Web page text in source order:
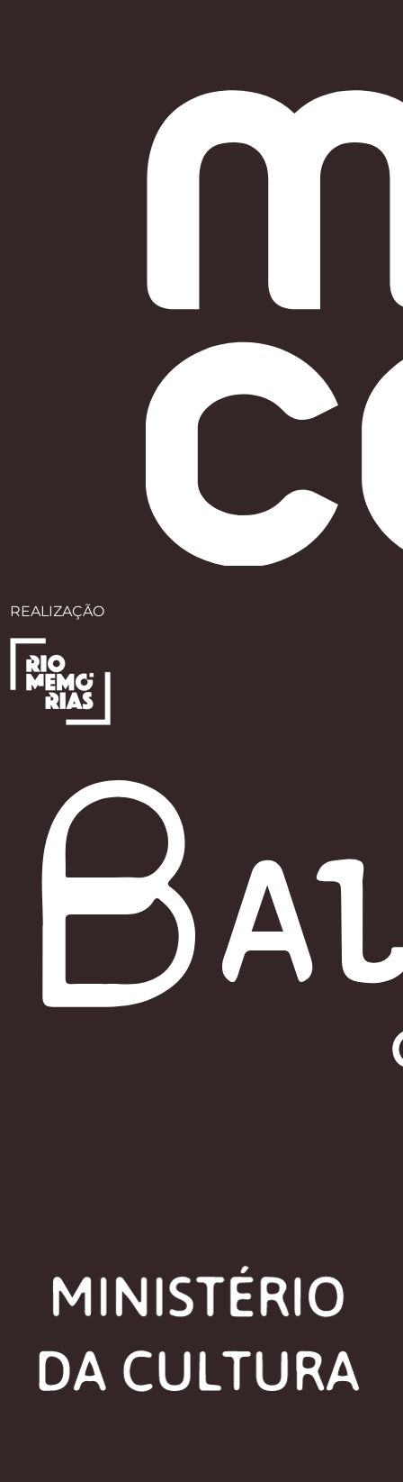
REALIZAÇÃO